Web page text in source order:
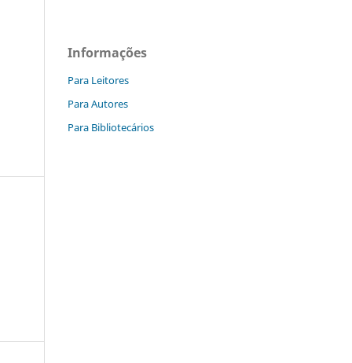
Informações
Para Leitores
Para Autores
Para Bibliotecários